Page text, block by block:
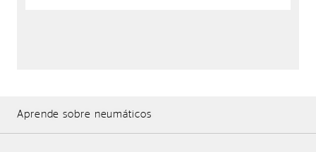
Aprende sobre neumáticos